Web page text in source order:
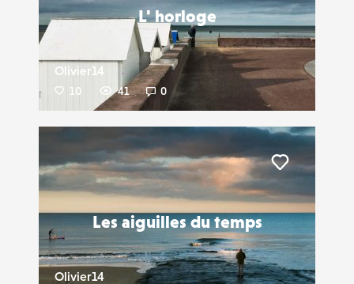
L' horloge
Olivier14
10 41 0
Les aiguilles du temps
Olivier14
Liker